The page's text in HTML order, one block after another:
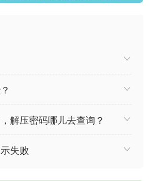
解压密码哪儿去查询？
失败